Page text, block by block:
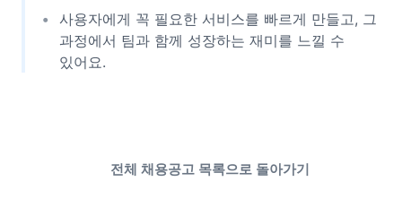
사용자에게 꼭 필요한 서비스를 빠르게 만들고, 그
과정에서 팀과 함께 성장하는 재미를 느낄 수
있어요.
전체 채용공고 목록으로 돌아가기